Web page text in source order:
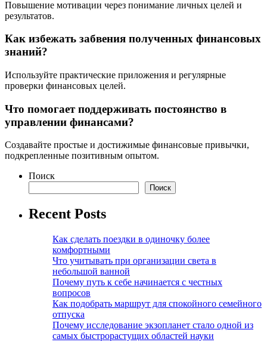
Повышение мотивации через понимание личных целей и
результатов.
Как избежать забвения полученных финансовых
знаний?
Используйте практические приложения и регулярные
проверки финансовых целей.
Что помогает поддерживать постоянство в
управлении финансами?
Создавайте простые и достижимые финансовые привычки,
подкрепленные позитивным опытом.
Поиск
Поиск
Recent Posts
Как сделать поездки в одиночку более
комфортными
Что учитывать при организации света в
небольшой ванной
Почему путь к себе начинается с честных
вопросов
Как подобрать маршрут для спокойного семейного
отпуска
Почему исследование экзопланет стало одной из
самых быстрорастущих областей науки